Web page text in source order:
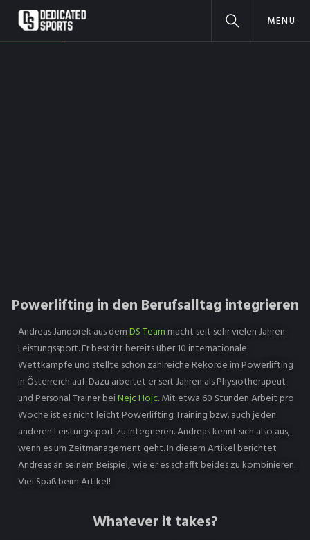
MENU
Powerlifting in den Berufsalltag integrieren
Andreas Jandorek aus demDS Team macht seit sehr vielen Jahren
Leistungssport. Er bestritt bereits über 10 internationale
Wettkämpfe und stellte schon zahlreiche Rekorde im Powerlifting
in Österreich auf. Dazu arbeitet er seit Jahren als Physiotherapeut
und Personal Trainer beiNejc Hojc. Mit etwa 60 Stunden Arbeit pro
Woche ist es nicht leicht Powerlifting Training bzw. auch jeden
anderen Leistungssport zu integrieren. Andreas kennt sich also aus,
wenn es um Zeitmanagement geht. In diesem Artikel berichtet
Andreas an seinem Beispiel, wie er es schafft beides zu kombinieren.
Viel Spaß beim Artikel!
Whatever it takes?